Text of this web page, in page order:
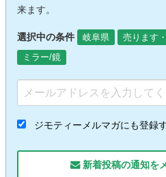
来ます。
選択中の条件 岐阜県 売ります
ミラー/鏡
ジモティーメルマガにも登録
新着投稿の通知を